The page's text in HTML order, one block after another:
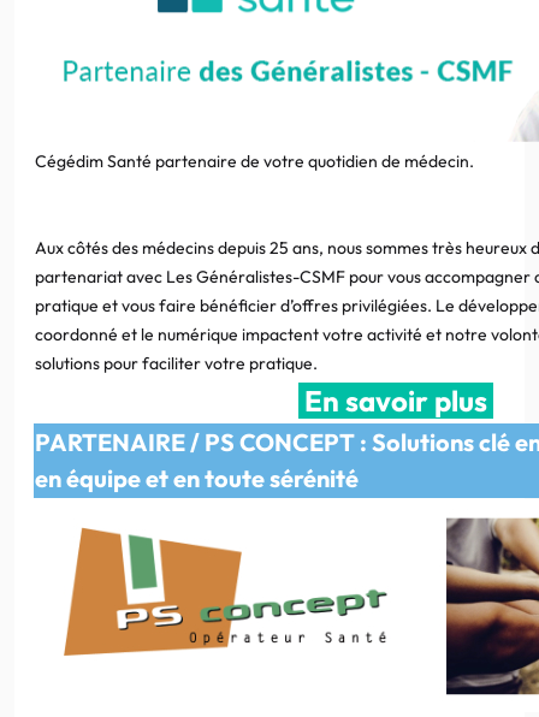
Cégédim Santé partenaire de votre quotidien de médecin.
Aux côtés des médecins depuis 25 ans, nous sommes très
partenariat avec Les Généralistes-CSMF pour vous accompagner
pratique et vous faire bénéficier d’offres privilégiées. Le
coordonné et le numérique impactent votre activité et notre
solutions pour faciliter votre pratique.
En savoir plus
PARTENAIRE / PS CONCEPT : Solutions clé
en équipe et en toute sérénité